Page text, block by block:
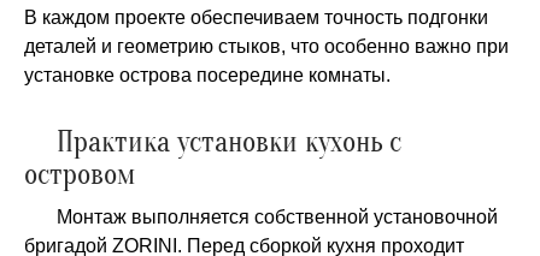
В каждом проекте обеспечиваем точность подгонки
деталей и геометрию стыков, что особенно важно при
установке острова посередине комнаты.
Практика установки кухонь с
островом
Монтаж выполняется собственной установочной
бригадой ZORINI. Перед сборкой кухня проходит